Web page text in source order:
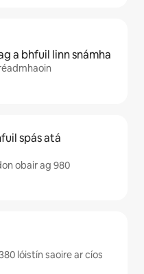
a bhfuil linn snámha
spás atá
obair ag 980
lóistín saoire ar cíos